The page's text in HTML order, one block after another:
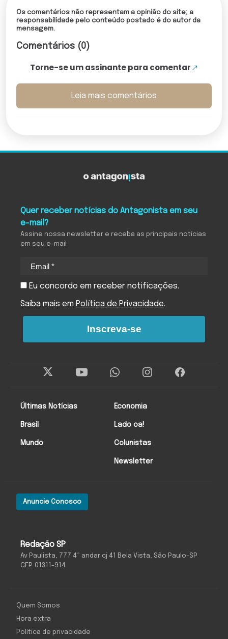
Os comentários não representam a opinião do site; a
responsabilidade pelo conteúdo postado é do autor da
mensagem.
Comentários (0)
Torne-se um assinante para comentar
Leia mais comentários
Redação SP
Av Paulista, 777 4º andar cj 41 Bela Vista, São Paulo-SP
CEP: 01311-914
Anuncie Conosco
Últimas Notícias
Brasil
Mundo
Economia
Lado oa!
Colunistas
Newsletter
Quer receber notícias do Antagonista em seu
e-mail?
Assine nossa newsletter e receba as principais notícias
em seu e-mail
Eu concordo em receber notificações.
Saiba mais em Política de Privacidade.
Inscreva-se
Quem Somos
Hora extra
Política de privacidade